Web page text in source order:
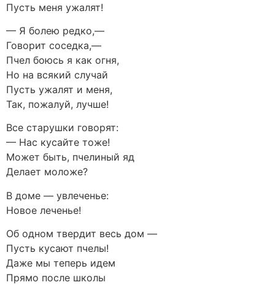
Пусть меня ужалят!
— Я болею редко,—
Говорит соседка,—
Пчел боюсь я как огня,
Но на всякий случай
Пусть ужалят и меня,
Так, пожалуй, лучше!
Все старушки говорят:
— Нас кусайте тоже!
Может быть, пчелиный яд
Делает моложе?
В доме — увлеченье:
Новое леченье!
Об одном твердит весь дом —
Пусть кусают пчелы!
Даже мы теперь идем
Прямо после школы